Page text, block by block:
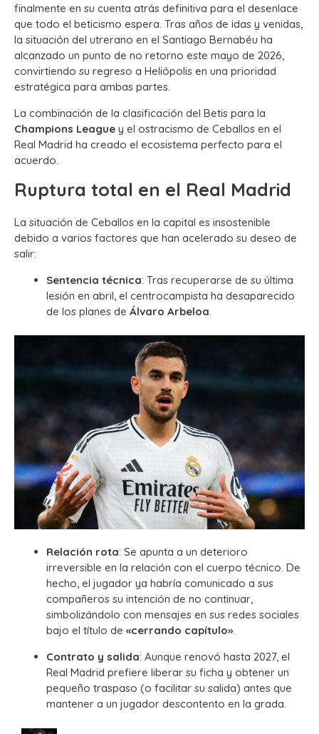
finalmente en su cuenta atrás definitiva para el desenlace
que todo el beticismo espera. Tras años de idas y venidas,
la situación del utrerano en el Santiago Bernabéu ha
alcanzado un punto de no retorno este mayo de 2026,
convirtiendo su regreso a Heliópolis en una prioridad
estratégica para ambas partes.
La combinación de la clasificación del Betis para la
Champions League y el ostracismo de Ceballos en el
Real Madrid ha creado el ecosistema perfecto para el
acuerdo.
Ruptura total en el Real Madrid
La situación de Ceballos en la capital es insostenible
debido a varios factores que han acelerado su deseo de
salir:
Sentencia técnica: Tras recuperarse de su última
lesión en abril, el centrocampista ha desaparecido
de los planes de Álvaro Arbeloa.
Relación rota: Se apunta a un deterioro
irreversible en la relación con el cuerpo técnico. De
hecho, el jugador ya habría comunicado a sus
compañeros su intención de no continuar,
simbolizándolo con mensajes en sus redes sociales
bajo el título de «cerrando capítulo».
Contrato y salida: Aunque renovó hasta 2027, el
Real Madrid prefiere liberar su ficha y obtener un
pequeño traspaso (o facilitar su salida) antes que
mantener a un jugador descontento en la grada.